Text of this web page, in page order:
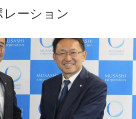
ーション